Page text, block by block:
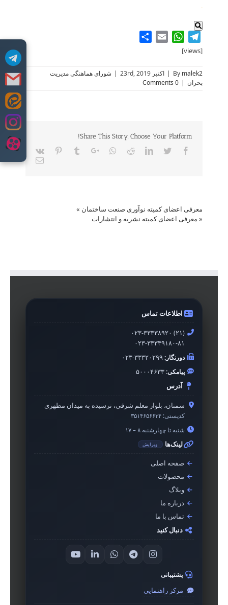
.
Telegram
WhatsApp
Email
[views]
By malek2
| اکتبر 23rd, 2019 | شورای هماهنگی مدیریت
بحران |
0 Comments
Share This Story, Choose Your Platform!
Facebook
Twitter
LinkedIn
Reddit
Whatsapp
Google+
Tumblr
Pinterest
Vk
Email
معرفی اعضای کمیته نوآوری صنعت ساختمان »
« معرفی اعضای کمیته نشریه و انتشارات
اطلاعات تماس
۰۲۳-۳۳۳۳۸۹۲۰ (۲۱)
۰۲۳-۳۳۳۳۹۱۸۰-۸۱
دورنگار:۰۲۳-۳۳۳۲۰۲۹۹
پیامکی:۵۰۰۰۴۶۳۳
آدرس
سمنان، بلوار معلم شرقی، نرسیده به میدان مطهری
کدپستی: ۳۵۱۴۶۵۶۶۳۴
شنبه تا چهارشنبه ۸ – ۱۷
لینک‌ها ویرایش
صفحه اصلی
محصولات
وبلاگ
درباره ما
تماس با ما
دنبال کنید
پشتیبانی
مرکز راهنمایی